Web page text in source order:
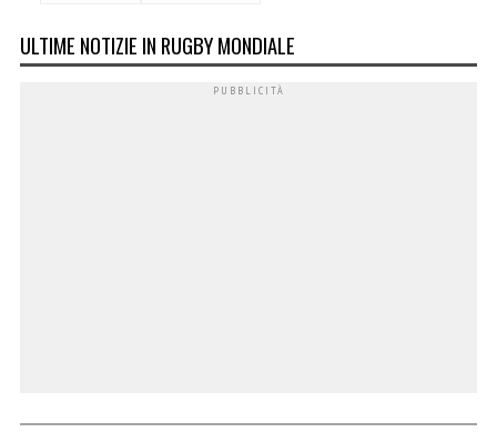
ULTIME NOTIZIE IN RUGBY MONDIALE